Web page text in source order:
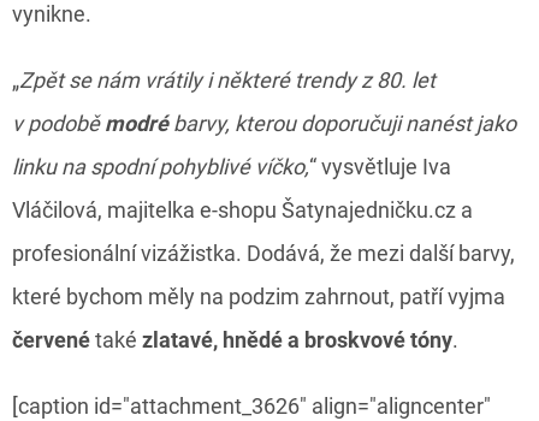
vynikne.
„Zpět se nám vrátily i některé trendy z 80. let
v podoběmodrébarvy, kterou doporučuji nanést jako
linku na spodní pohyblivé víčko,“ vysvětluje Iva
Vláčilová, majitelka e-shopu Šatynajedničku.cz a
profesionální vizážistka. Dodává, že mezi další barvy,
které bychom měly na podzim zahrnout, patří vyjma
červenétaké zlatavé, hnědé a broskvové tóny.
[caption id="attachment_3626" align="aligncenter"